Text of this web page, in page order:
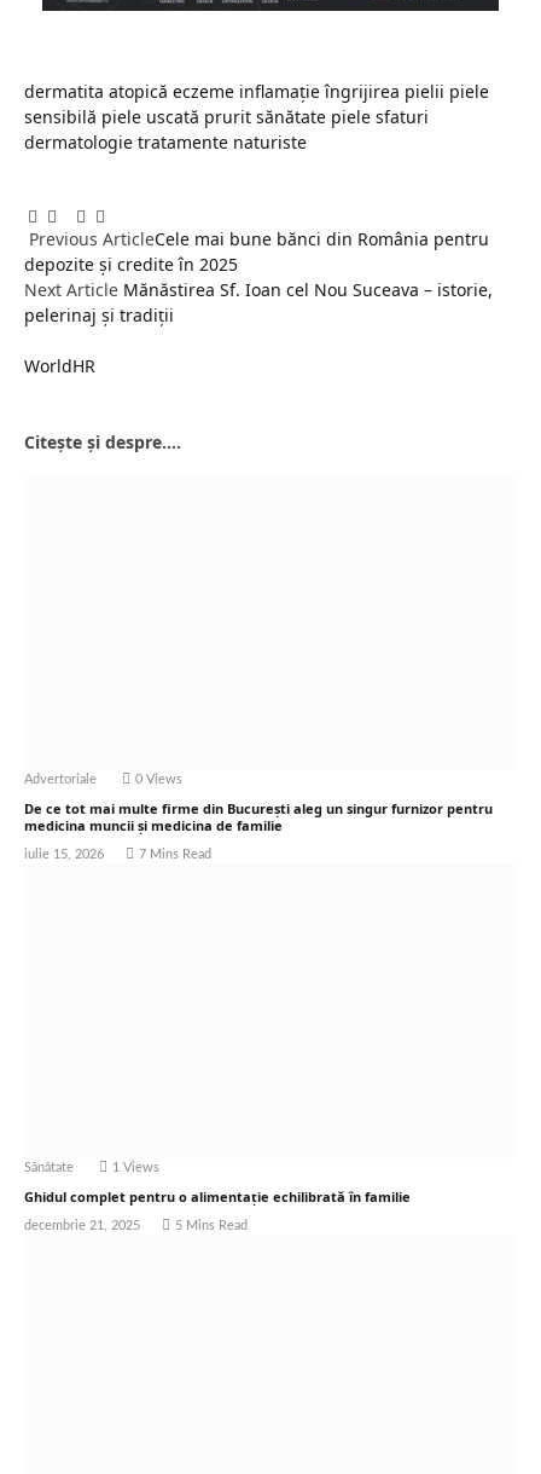
dermatita atopică eczeme inflamație îngrijirea pielii piele
sensibilă piele uscată prurit sănătate piele sfaturi
dermatologie tratamente naturiste
Facebook
Twitter
Pinterest
LinkedIn
Tumblr
Previous ArticleCele mai bune bănci din România pentru
depozite și credite în 2025
Next Article Mănăstirea Sf. Ioan cel Nou Suceava – istorie,
pelerinaj și tradiții
WorldHR
Citește și despre....
Advertoriale 0 Views
De ce tot mai multe firme din București aleg un singur furnizor pentru
medicina muncii și medicina de familie
iulie 15, 2026 7 Mins Read
Sănătate 1 Views
Ghidul complet pentru o alimentație echilibrată în familie
decembrie 21, 2025 5 Mins Read